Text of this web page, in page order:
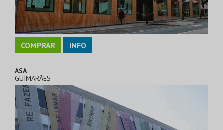
COMPRAR INFO
ASA
GUIMARÃES